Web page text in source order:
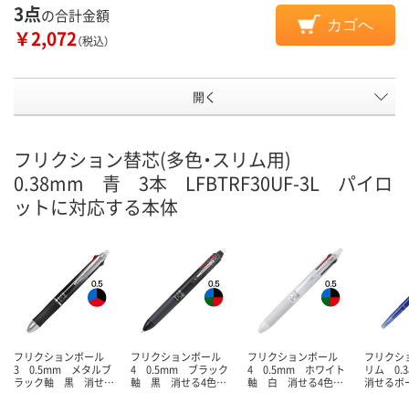
3点の合計金額
￥2,072（税込）
カゴへ
開く
フリクション替芯(多色・スリム用)
0.38mm 青 3本 LFBTRF30UF-3L パイロ
ットに対応する本体
フリクションボール
3 0.5mm メタルブ
ラック軸 黒 消せ…
フリクションボール
4 0.5mm ブラック
軸 黒 消せる4色…
フリクションボール
4 0.5mm ホワイト
軸 白 消せる4色…
フリクシ
リム
消せる